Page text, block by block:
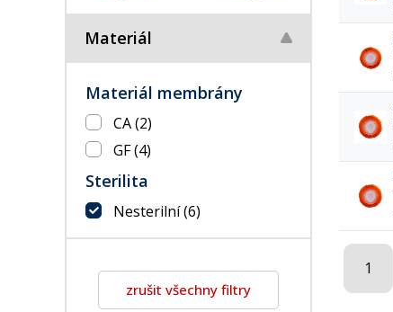
Materiál
Materiál membrány
CA(2)
GF(4)
Sterilita
Nesterilní(6)
zrušit všechny filtry
1